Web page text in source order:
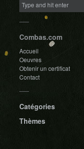
Combas.com
Accueil
Oeuvres
Obtenir un certificat
Contact
Catégories
Thèmes